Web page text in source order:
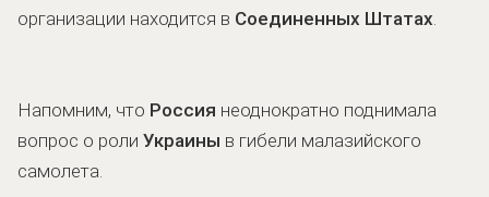
организации находится в Соединенных Штатах.
Напомним, что Россия неоднократно поднимала
вопрос о роли Украины в гибели малазийского
самолета.